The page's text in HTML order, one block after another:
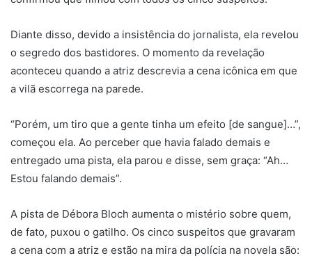
Diante disso, devido a insistência do jornalista, ela revelou
o segredo dos bastidores. O momento da revelação
aconteceu quando a atriz descrevia a cena icônica em que
a vilã escorrega na parede.
“Porém, um tiro que a gente tinha um efeito [de sangue]…”,
começou ela. Ao perceber que havia falado demais e
entregado uma pista, ela parou e disse, sem graça: “Ah…
Estou falando demais”.
A pista de Débora Bloch aumenta o mistério sobre quem,
de fato, puxou o gatilho. Os cinco suspeitos que gravaram
a cena com a atriz e estão na mira da polícia na novela são: